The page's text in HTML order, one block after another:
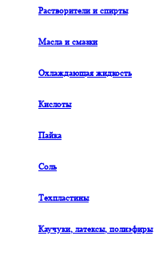
Растворители и спирты
Масла и смазки
Охлаждающая жидкость
Кислоты
Пайка
Соль
Техпластины
Каучуки, латексы, полиэфиры